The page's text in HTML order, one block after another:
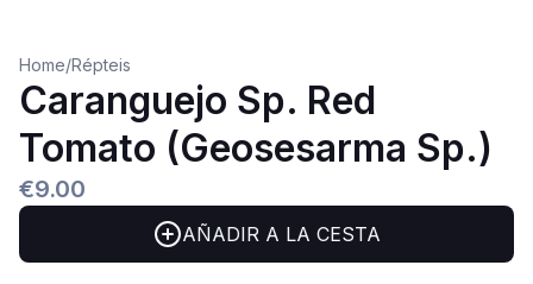
Home/Répteis
Caranguejo Sp. Red
Tomato (Geosesarma Sp.)
€9.00
AÑADIR A LA CESTA